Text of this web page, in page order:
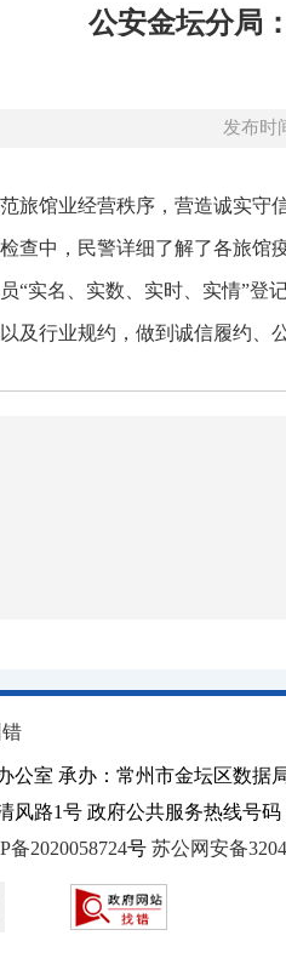
公安金坛分局
发布时
旅馆业经营秩序，营造诚实守
查中，民警详细了解了各旅馆
“实名、实数、实时、实情”登
及行业规约，做到诚信履约、
公室 承办：常州市金坛区数据
风路1号 政府公共服务热线号码
备2020058724号 苏公网安备